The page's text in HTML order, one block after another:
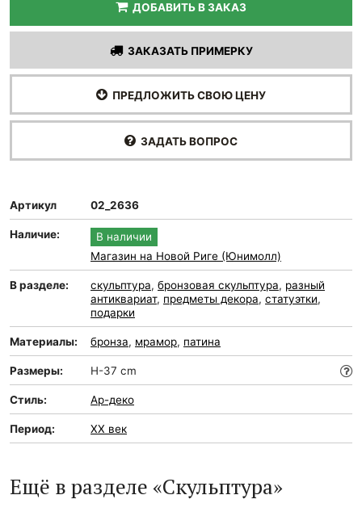
ДОБАВИТЬ В ЗАКАЗ
ЗАКАЗАТЬ ПРИМЕРКУ
ПРЕДЛОЖИТЬ СВОЮ ЦЕНУ
ЗАДАТЬ ВОПРОС
Артикул 02_2636
Наличие:
В наличии
Магазин на Новой Риге (Юнимолл)
В разделе: скульптура, бронзовая скульптура, разный
антиквариат, предметы декора, статуэтки,
подарки
Материалы: бронза, мрамор, патина
Размеры: H-37 cm
Стиль: Ар-деко
Период: XX век
Ещё в разделе «Скульптура»